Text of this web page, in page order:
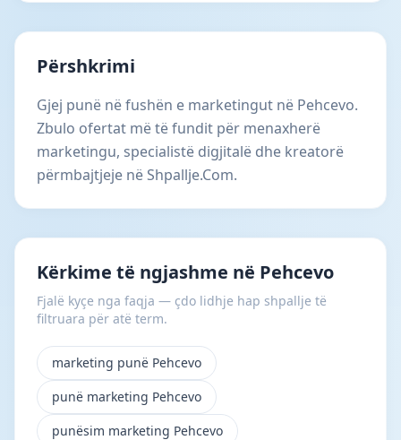
Përshkrimi
Gjej punë në fushën e marketingut në Pehcevo.
Zbulo ofertat më të fundit për menaxherë
marketingu, specialistë digjitalë dhe kreatorë
përmbajtjeje në Shpallje.Com.
Kërkime të ngjashme në Pehcevo
Fjalë kyçe nga faqja — çdo lidhje hap shpallje të
filtruara për atë term.
marketing punë Pehcevo
punë marketing Pehcevo
punësim marketing Pehcevo